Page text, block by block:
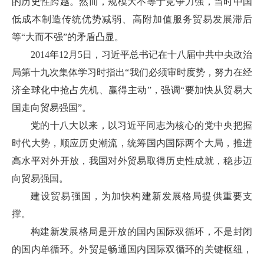
低成本制造传统优势减弱、高附加值服务贸易发展滞后
等“大而不强”的矛盾凸显。
2014年12月5日，习近平总书记在十八届中共中央政治
局第十九次集体学习时指出“我们必须审时度势，努力在经
济全球化中抢占先机、赢得主动”，强调“要加快从贸易大
国走向贸易强国”。
党的十八大以来，以习近平同志为核心的党中央把握
时代大势，顺应历史潮流，统筹国内国际两个大局，推进
高水平对外开放，我国对外贸易取得历史性成就，稳步迈
向贸易强国。
建设贸易强国，为加快构建新发展格局提供重要支
撑。
构建新发展格局是开放的国内国际双循环，不是封闭
的国内单循环。外贸是畅通国内国际双循环的关键枢纽，